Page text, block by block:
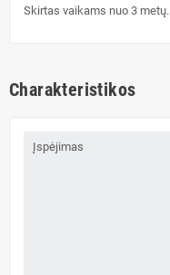
Skirtas vaikams nuo 3 metų.
Charakteristikos
Įspėjimas